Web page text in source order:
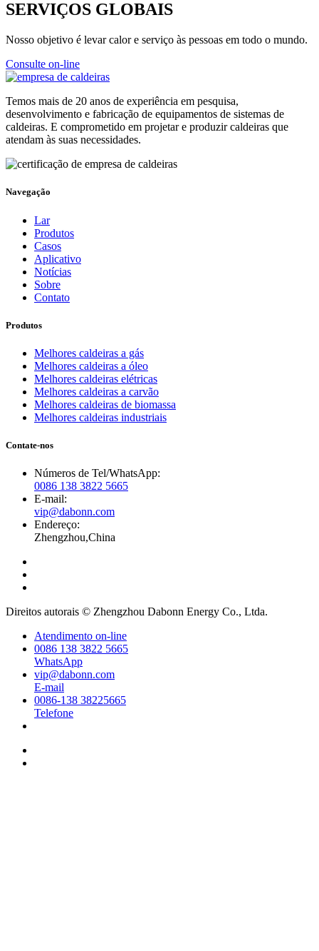
SERVIÇOS GLOBAIS
Nosso objetivo é levar calor e serviço às pessoas em todo o mundo.
Consulte on-line
Temos mais de 20 anos de experiência em pesquisa,
desenvolvimento e fabricação de equipamentos de sistemas de
caldeiras. E comprometido em projetar e produzir caldeiras que
atendam às suas necessidades.
Navegação
Lar
Produtos
Casos
Aplicativo
Notícias
Sobre
Contato
Produtos
Melhores caldeiras a gás
Melhores caldeiras a óleo
Melhores caldeiras elétricas
Melhores caldeiras a carvão
Melhores caldeiras de biomassa
Melhores caldeiras industriais
Contate-nos
Números de Tel/WhatsApp:
0086 138 3822 5665
E-mail:
vip@dabonn.com
Endereço:
Zhengzhou,China
Direitos autorais © Zhengzhou Dabonn Energy Co., Ltda.
Atendimento on-line
0086 138 3822 5665
WhatsApp
vip@dabonn.com
E-mail
0086-138 38225665
Telefone